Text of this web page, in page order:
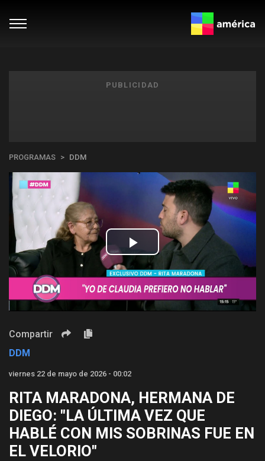
PUBLICIDAD
PROGRAMAS DDM
Play
Video
Compartir
DDM
viernes 22 de mayo de 2026 - 00:02
RITA MARADONA, HERMANA DE
DIEGO: "LA ÚLTIMA VEZ QUE
HABLÉ CON MIS SOBRINAS FUE EN
EL VELORIO"